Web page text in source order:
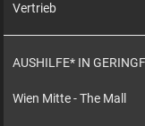
Vertrieb
AUSHILFE* IN
Wien Mitte - The Mall